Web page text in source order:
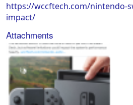
https://wccftech.com/nintendo-
impact/
Attachments